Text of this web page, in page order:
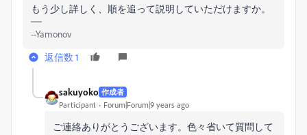
もう少し詳しく、順を追って説明していただけますか。
--Yamonov
返信数 1
sakuyoko 作成者
Participant Forum|Forum|9 years ago
ご連絡ありがとうございます。色々省いて質問して